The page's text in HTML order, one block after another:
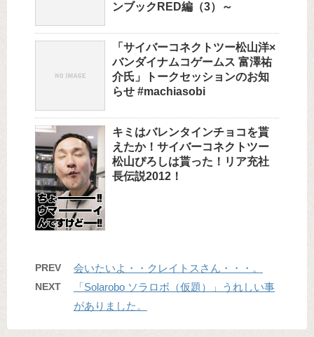
ンブックRED編（3）～
「サイバーコネクトツー松山洋×
バンダイナムコゲームス 富澤祐
介氏」トークセッションのお知
らせ #machiasobi
キミはバレンタインチョコを貰
えたか！サイバーコネクトツー
松山ぴろしは貰った！リア充社
長伝説2012！
PREV 会いたいよ・・クレイトスさん・・・。
NEXT
「Solarobo ソラロボ（仮題）」うれしい事
がありました。